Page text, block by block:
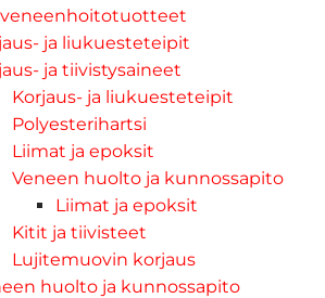
veneenhoitotuotteet
ja liukuesteteipit
ja tiivistysaineet
Korjaus- ja liukuesteteipit
Polyesterihartsi
Liimat ja epoksit
Veneen huolto ja kunnossapito
Liimat ja epoksit
Kitit ja tiivisteet
Lujitemuovin korjaus
huolto ja kunnossapito